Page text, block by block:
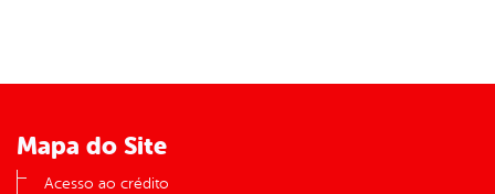
Mapa do Site
Acesso ao crédito